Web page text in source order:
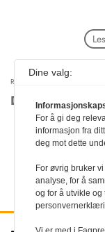
RUBRIKKANNONSER
Diverse
Dine valg:
For å gi deg
informasjon fra
deg mot dette
For øvrig bruker
analyse, for å
og for å utvikle